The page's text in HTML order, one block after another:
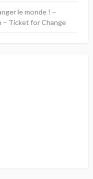
le monde ! –
– Ticket for Change